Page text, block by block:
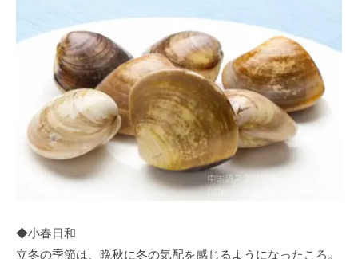
◆小春日和
立冬の季節は、晩秋に冬の気配を感じるようになったころ。